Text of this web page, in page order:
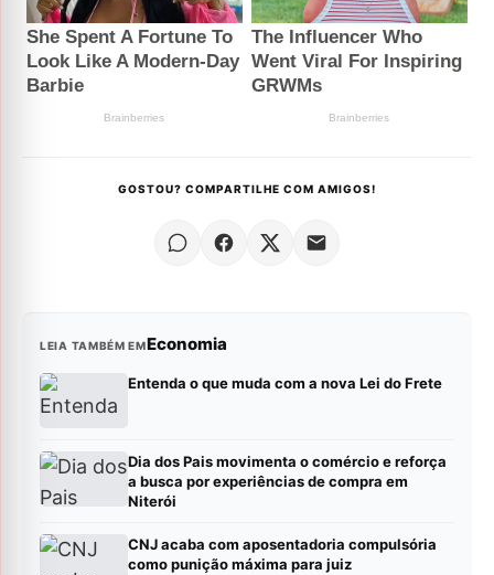
GOSTOU? COMPARTILHE COM AMIGOS!
LEIA TAMBÉM EMEconomia
Entenda o que muda com a nova Lei do Frete
Dia dos Pais movimenta o comércio e reforça
a busca por experiências de compra em
Niterói
CNJ acaba com aposentadoria compulsória
como punição máxima para juiz